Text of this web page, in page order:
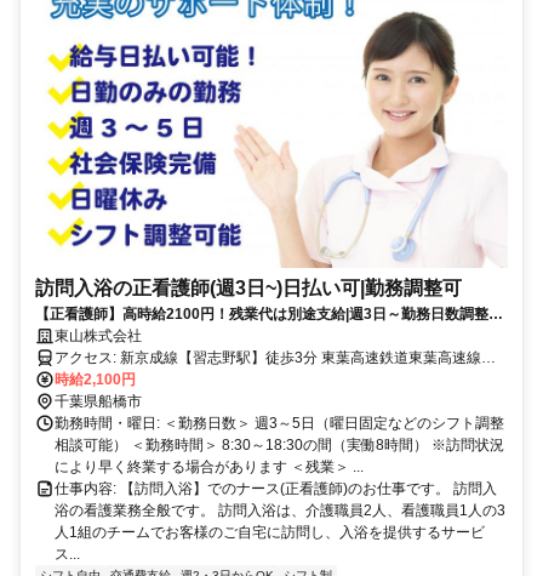
訪問入浴の正看護師(週3日~)日払い可|勤務調整可
【正看護師】高時給2100円！残業代は別途支給|週3日～勤務日数調整可|
休業補償有|社会保険加入可【習志野駅】(17954-65-11)
東山株式会社
アクセス: 新京成線【習志野駅】徒歩3分 東葉高速鉄道東葉高速線、
新京成線【北習志野駅】徒歩10分
時給2,100円
千葉県船橋市
勤務時間・曜日: ＜勤務日数＞ 週3～5日（曜日固定などのシフト調整
相談可能） ＜勤務時間＞ 8:30～18:30の間（実働8時間） ※訪問状況
により早く終業する場合があります ＜残業＞ ...
仕事内容: 【訪問入浴】でのナース(正看護師)のお仕事です。 訪問入
浴の看護業務全般です。 訪問入浴は、介護職員2人、看護職員1人の3
人1組のチームでお客様のご自宅に訪問し、入浴を提供するサービ
ス...